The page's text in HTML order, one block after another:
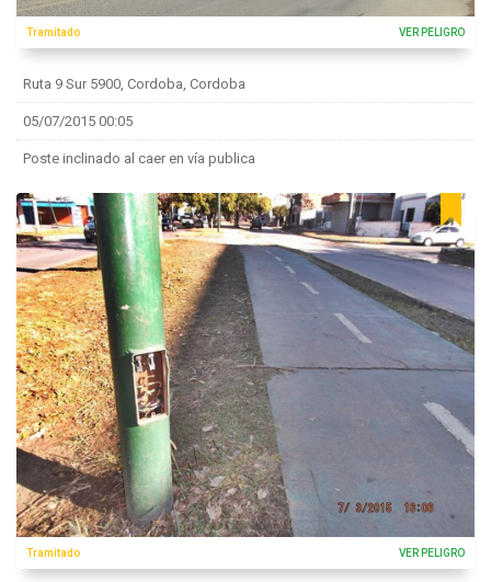
Tramitado VER PELIGRO
Ruta 9 Sur 5900, Cordoba, Cordoba
05/07/2015 00:05
Poste inclinado al caer en vía publica
Tramitado VER PELIGRO